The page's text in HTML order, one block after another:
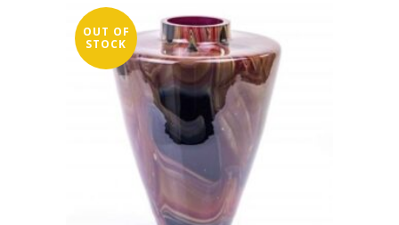
OUT OF
STOCK